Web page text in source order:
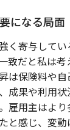
になる局面
く寄与して
致だと私は考
は保険料や
成果や利用
雇用主はより
と感じ、変動